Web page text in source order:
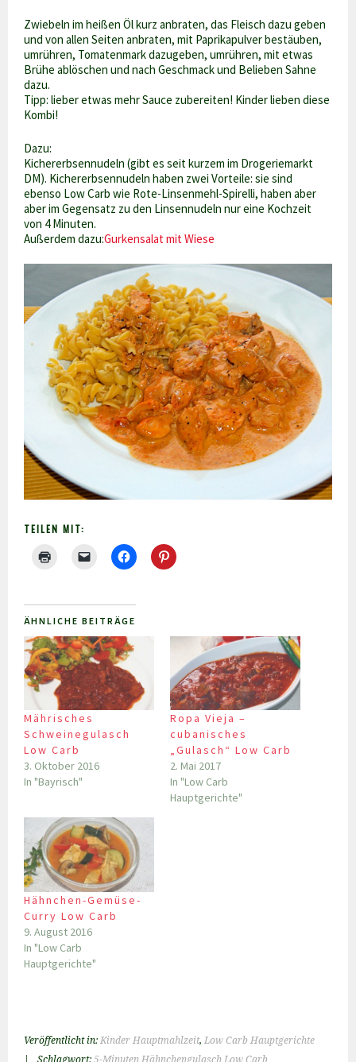
Zwiebeln im heißen Öl kurz anbraten, das Fleisch dazu geben
und von allen Seiten anbraten, mit Paprikapulver bestäuben,
umrühren, Tomatenmark dazugeben, umrühren, mit etwas
Brühe ablöschen und nach Geschmack und Belieben Sahne
dazu.
Tipp: lieber etwas mehr Sauce zubereiten! Kinder lieben diese
Kombi!
Dazu:
Kichererbsennudeln (gibt es seit kurzem im Drogeriemarkt
DM). Kichererbsennudeln haben zwei Vorteile: sie sind
ebenso Low Carb wie Rote-Linsenmehl-Spirelli, haben aber
aber im Gegensatz zu den Linsennudeln nur eine Kochzeit
von 4 Minuten.
Außerdem dazu:Gurkensalat mit Wiese
TEILEN MIT:
ÄHNLICHE BEITRÄGE
Mährisches
Schweinegulasch
Low Carb
3. Oktober 2016
In "Bayrisch"
Ropa Vieja –
cubanisches
„Gulasch“ Low Carb
2. Mai 2017
In "Low Carb
Hauptgerichte"
Hähnchen-Gemüse-
Curry Low Carb
9. August 2016
In "Low Carb
Hauptgerichte"
Veröffentlicht in:Kinder Hauptmahlzeit,Low Carb Hauptgerichte
Schlagwort:5-Minuten Hähnchengulasch Low Carb